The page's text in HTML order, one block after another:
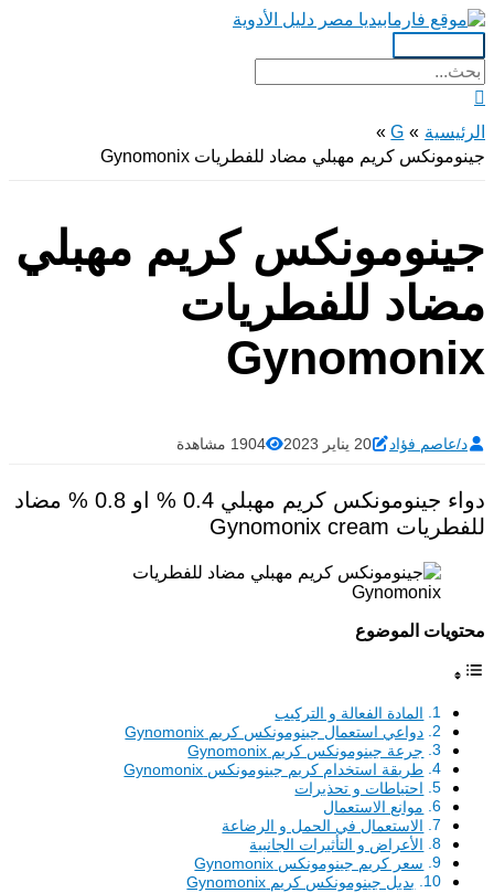
تخطي
إلى
المحتوىالقائمة
الرئيسية البحث
عن:
الرئيسية
G
جينومونكس كريم مهبلي مضاد للفطريات Gynomonix
جينومونكس كريم مهبلي
مضاد للفطريات
Gynomonix
د/عاصم فؤاد 20 يناير 2023 1904 مشاهدة
دواء جينومونكس كريم مهبلي 0.4 % او 0.8 % مضاد
للفطريات Gynomonix cream
محتويات الموضوع
المادة الفعالة و التركيب
دواعي استعمال جينومونكس كريم Gynomonix
جرعة جينومونكس كريم Gynomonix
طريقة استخدام كريم جينومونكس Gynomonix
احتياطات و تحذيرات
موانع الاستعمال
الاستعمال في الحمل و الرضاعة
الأعراض و التأثيرات الجانبية
سعر كريم جينومونكس Gynomonix
بديل جينومونكس كريم Gynomonix